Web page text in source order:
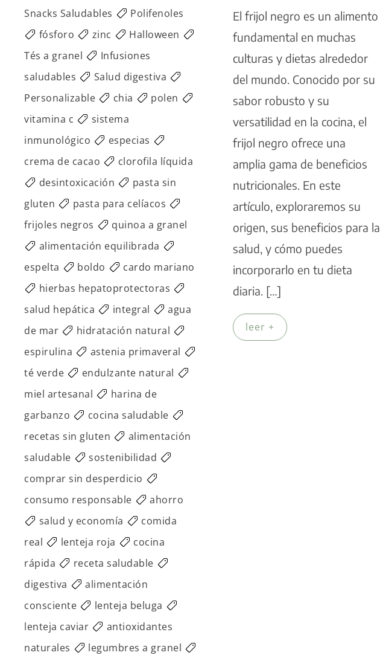
Snacks Saludables
Polifenoles
fósforo
zinc
Halloween
Tés a granel
Infusiones
saludables
Salud digestiva
Personalizable
chia
polen
vitamina c
sistema
inmunológico
especias
crema de cacao
clorofila líquida
desintoxicación
pasta sin
gluten
pasta para celíacos
frijoles negros
quinoa a granel
alimentación equilibrada
espelta
boldo
cardo mariano
hierbas hepatoprotectoras
salud hepática
integral
agua
de mar
hidratación natural
espirulina
astenia primaveral
té verde
endulzante natural
miel artesanal
harina de
garbanzo
cocina saludable
recetas sin gluten
alimentación
saludable
sostenibilidad
comprar sin desperdicio
consumo responsable
ahorro
salud y economía
comida
real
lenteja roja
cocina
rápida
receta saludable
digestiva
alimentación
consciente
lenteja beluga
lenteja caviar
antioxidantes
naturales
legumbres a granel
El frijol negro es un alimento
fundamental en muchas
culturas y dietas alrededor
del mundo. Conocido por su
sabor robusto y su
versatilidad en la cocina, el
frijol negro ofrece una
amplia gama de beneficios
nutricionales. En este
artículo, exploraremos su
origen, sus beneficios para la
salud, y cómo puedes
incorporarlo en tu dieta
diaria. […]
leer +